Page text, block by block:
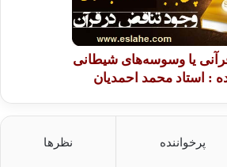
یا وسوسه‌های شیطانی
: استاد محمد احمدیان
پرخواننده نظرها